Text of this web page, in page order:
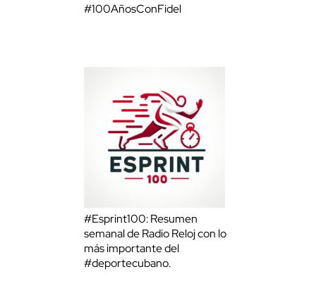
#100AñosConFidel
#Esprint100: Resumen
semanal de Radio Reloj con lo
más importante del
#deportecubano.